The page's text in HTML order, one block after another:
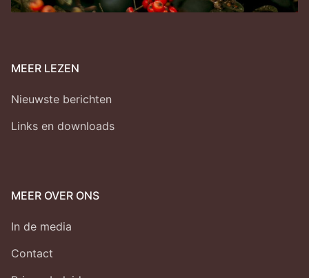
MEER LEZEN
Nieuwste berichten
Links en downloads
MEER OVER ONS
In de media
Contact